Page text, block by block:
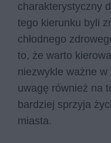
charakterystyczny
tego kierunku byli
chłodnego
to, że warto
niezwykle ważne w
uwagę również na
bardziej sprzyja
miasta.